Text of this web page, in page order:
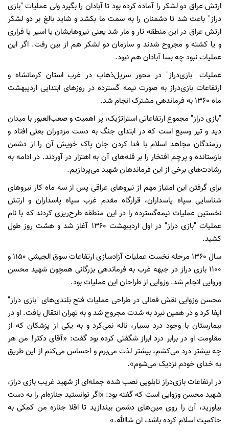
ارتش عراق دو لشکر را آماده کرده بود تا آبادان را بگیرد ولی عملیات "بازی
دراز" باعث شد تا دشمنان را به سمت ما بکشد و شاید بالغ بر دو لشکر
ارتش عراق در این منطقه تار و مار شد یعنی نیروهایشان یا اسیر یا فراری
و یا کشته و مجروح شدند و سازمان دو لشکر هم از بین رفت. اگر این
عملیات نبود چه بسا آبادان هم نبود.
عملیات "بازی‌دراز" در محور سرپل‌ذهاب در غرب استان کرمانشاه و
ارتفاعات بازی‌دراز به صورت نیمه گسترده در روزهای ابتدایی اردیبهشت
ماه 1360 به فرماندهی مشترک انجام شد.
"بازی دراز" مجموع ارتفاعاتی استراتژیک، پر اهمیت و صعب‌العبور با میدان
دید و تیر وسیع است که در ابتدای جنگ به دست مزدوران بعثی افتاد و
رزمندگان مجاهد اسلام با فدا کردن جان پاک خویش آن را از دشمن
بازستانده و پرچم افتخار را بر قله‌های آن به اهتزار در آوردند. در ادامه به
رشادت‌های برخی از این فرماندهان شهید می‌پردازیم.
برای گرفتن این امتیاز مهم از نیروهای عراقی پس از سه ماه کار نیروهای
شناسایی سپاه پاسداران، قرارگاه مقدم غرب سپاه پاسداران و ارتش
نخستین عملیات نیمه‌گسترده را در این منطقه طرح‌ریزی کردند که با نام
عملیات "بازی دراز" در اول اردیبهشت 1360 آغاز شد و هشت روز طول
کشید.
سال 1360 مرحله نخست عملیات آزادسازی ارتفاعات سوق الجیشی 1150 و
1100 بازی دراز در جبهه غرب به فرماندهی بزرگانی همچون شهید محسن
وزوایی انجام شد. وزوایی از طراحان این عملیات بود.
محسن وزوایی نقش فعالی در طراحی عملیات فتح بلندی‌های "بازی دراز"
ایفا کرد و در همین نبرد به شدت مجروح شد و به تهران انتقال یافت. او در
بیمارستان با وجود درد بسیار، ناله نمی‌کرد و به یکی از پزشکان که از
مقاومت او در برابر درد ابراز شگفتی کرده بود گفت: «آقای دکتر! من هر
چه بیشتر درد می‌کشم، بیشتر لذت می‌برم و احساس می‌کنم از این طریق
به خدای خودم نزدیک می‌شوم».
در ارتفاعات بازی‌دراز تابلویی نصب شده جمله‌ای از شهید غریب بازی دراز،
شهید محسن وزوایی است که گفته بود: «اگر توانستید جنازه‌ام را به دست
بیاورید، آن را روی مین‌های دشمن بیندازید تا اقلا جنازه من کمکی به
حاکمیت اسلام کرده باشد، ان شاالله.»